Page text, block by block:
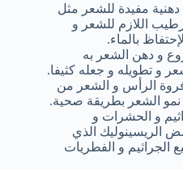
مفيدة للشعر مثل
الترطيب اللازم للشعر و
بالماء.
و دهن الشعر به
و تطويله و جعله كثيفا.
الرأس و الشعر من
الشعر بطريقة صحية.
و الحشرات و
الريسينوليك الذي
و الفطريات